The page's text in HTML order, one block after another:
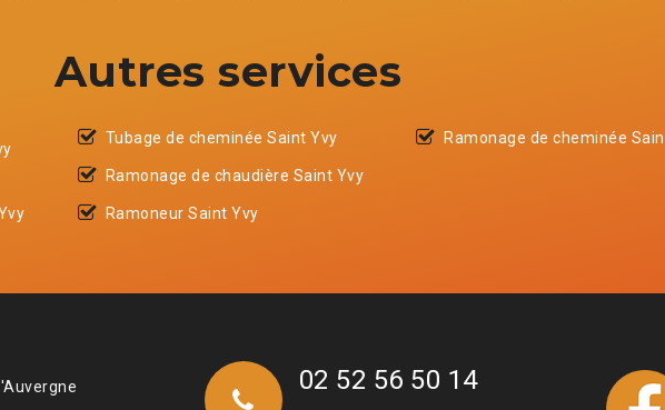
Autres services
Tubage de cheminée Saint Yvy
Ramonage de chaudière Saint Yvy
Ramoneur Saint Yvy
Ramonage de cheminée
02 52 56 50 14